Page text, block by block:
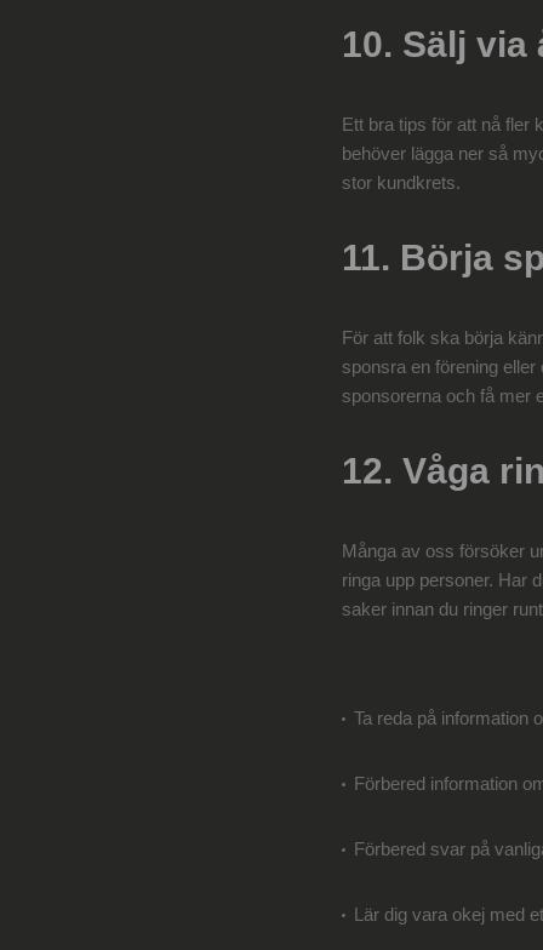
10. Sälj
Ett bra tips för att nå fler
behöver lägga ner så
stor kundkrets.
11. Börja
För att folk ska börja
sponsra en förening
sponsorerna och få mer
12. Våga
Många av oss försöker
ringa upp personer. Har
saker innan du ringer
Ta reda på information
Förbered information
Förbered svar på
Lär dig vara okej med